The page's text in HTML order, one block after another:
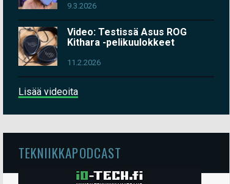
9.3.2026
Video: Testissä Asus ROG
Kithara -pelikuulokkeet
11.2.2026
Lisää videoita
TEKNIIKKAPODCAST